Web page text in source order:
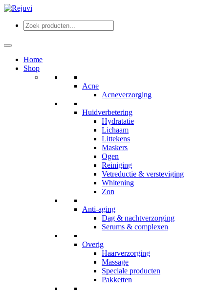
Home
Shop
Acne
Acneverzorging
Huidverbetering
Hydratatie
Lichaam
Littekens
Maskers
Ogen
Reiniging
Vetreductie & versteviging
Whitening
Zon
Anti-aging
Dag & nachtverzorging
Serums & complexen
Overig
Haarverzorging
Massage
Speciale producten
Pakketten